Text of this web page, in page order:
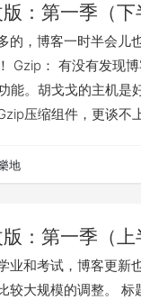
：第一季（下
的，博客一时半会儿
Gzip： 有没有发现
能。胡戈戈的主机是
压缩组件，更谈不
text/plain text/xml
地
：第一季（上
业和考试，博客更新
较大规模的调整。